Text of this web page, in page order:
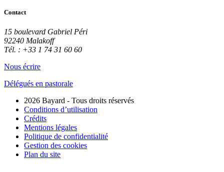
Contact
15 boulevard Gabriel Péri
92240 Malakoff
Tél. : +33 1 74 31 60 60
Nous écrire
Délégués en pastorale
2026 Bayard - Tous droits réservés
Conditions d’utilisation
Crédits
Mentions légales
Politique de confidentialité
Gestion des cookies
Plan du site